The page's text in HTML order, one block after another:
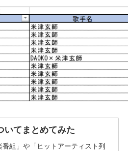
いてまとめてみた
番組」や「ヒットアーティスト列